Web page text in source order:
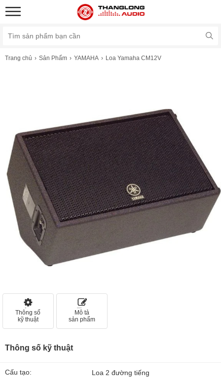
Trang chủ Sản Phẩm YAMAHA Loa Yamaha CM12V
Thông số
kỹ thuật
Mô tả
sản phẩm
Thông số kỹ thuật
Cấu tạo: Loa 2 đường tiếng